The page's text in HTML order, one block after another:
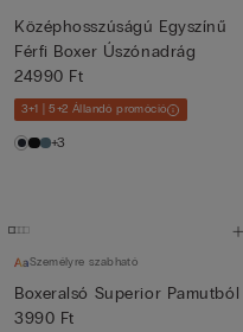
Középhosszúságú Egyszínű
Férfi Boxer Úszónadrág
24990 Ft
3+1 | 5+2 Állandó promóció
+3
Személyre szabható
Boxeralsó Superior Pamutból
3990 Ft